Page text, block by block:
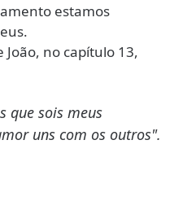
estamos
no capítulo 13,
que sois meus
uns com os outros".